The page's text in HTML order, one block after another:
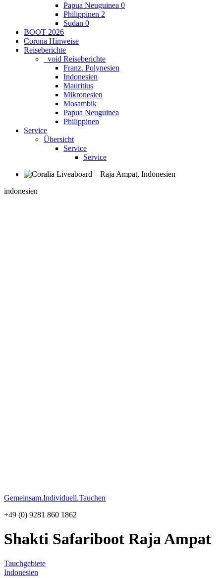
Papua Neuguinea 0
Philippinen 2
Sudan 0
BOOT 2026
Corona Hinweise
Reiseberichte
_void Reiseberichte
Franz. Polynesien
Indonesien
Mauritius
Mikronesien
Mosambik
Papua Neuguinea
Philippinen
Service
Übersicht
Service
Service
indonesien
Gemeinsam.Individuell.Tauchen
+49 (0) 9281 860 1862
Shakti Safariboot Raja Ampat
Tauchgebiete
Indonesien